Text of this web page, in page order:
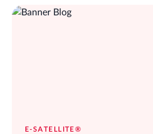
E-SATELLITE®